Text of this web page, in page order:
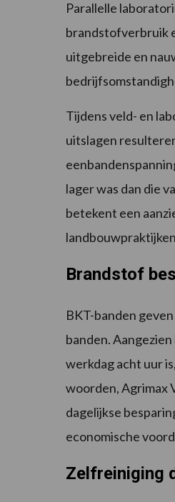
Parallelle
brandstofverbruik
uitgebreide en
Tijdens veld- en
uitslagen
lager was dan die
betekent een
Brandstof
BKT-banden
banden.
werkdag acht uur
woorden, Agrimax
dagelijkse
economische
Zelfreiniging